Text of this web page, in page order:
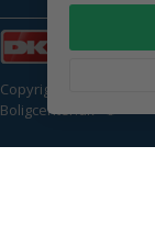
Copyright © 2026 |
Boligcenter.dk 🍪